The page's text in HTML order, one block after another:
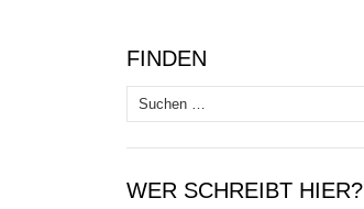
FINDEN
Suchen
nach:
WER SCHREIBT HIER?